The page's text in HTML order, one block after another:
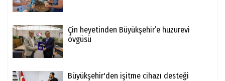
Çin heyetinden Büyükşehir’e huzurevi
övgüsü
Büyükşehir'den işitme cihazı desteği